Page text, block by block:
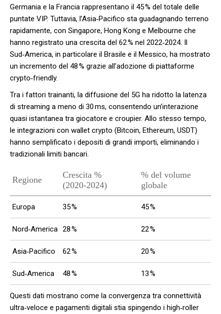
Germania e la Francia rappresentano il 45 % del totale delle
puntate VIP. Tuttavia, l’Asia‑Pacifico sta guadagnando terreno
rapidamente, con Singapore, Hong Kong e Melbourne che
hanno registrato una crescita del 62 % nel 2022‑2024. Il
Sud‑America, in particolare il Brasile e il Messico, ha mostrato
un incremento del 48 % grazie all’adozione di piattaforme
crypto‑friendly.
Tra i fattori trainanti, la diffusione del 5G ha ridotto la latenza
di streaming a meno di 30 ms, consentendo un’interazione
quasi istantanea tra giocatore e croupier. Allo stesso tempo,
le integrazioni con wallet crypto (Bitcoin, Ethereum, USDT)
hanno semplificato i depositi di grandi importi, eliminando i
tradizionali limiti bancari.
Regione
Crescita %
(2020‑2024)
% del volume
globale
Europa 35 % 45 %
Nord‑America 28 % 22 %
Asia‑Pacifico 62 % 20 %
Sud‑America 48 % 13 %
Questi dati mostrano come la convergenza tra connettività
ultra‑veloce e pagamenti digitali stia spingendo i high‑roller